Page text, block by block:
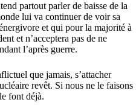
partout parler de baisse de la
lui va continuer de voir sa
et qui pour la majorité à
et n’acceptera pas de ne
l’après guerre.
que jamais, s’attacher
revêt. Si nous ne le faisons
font déjà.